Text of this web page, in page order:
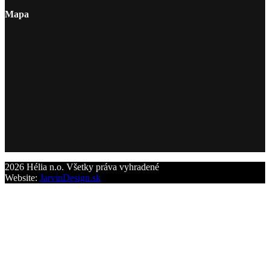
Mapa
2026 Hélia n.o. Všetky práva vyhradené
Website: JarvinDesign.sk